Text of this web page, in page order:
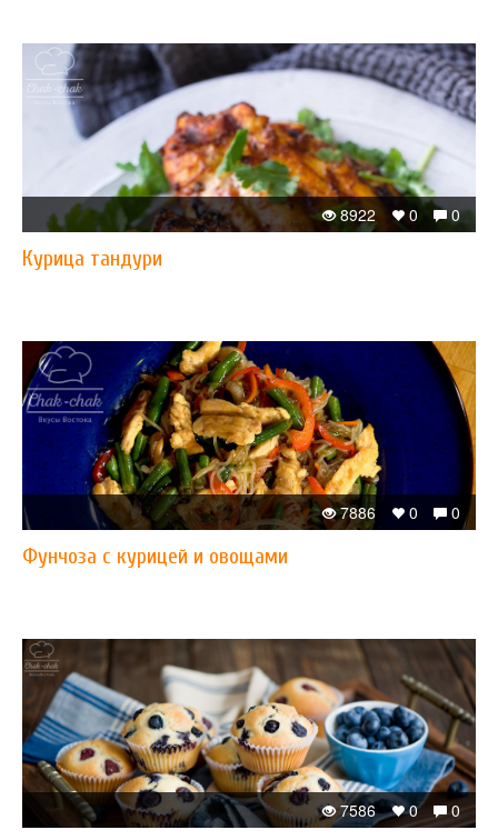
0
0
8922
Курица тандури
0
0
7886
Фунчоза с курицей и овощами
0
0
7586